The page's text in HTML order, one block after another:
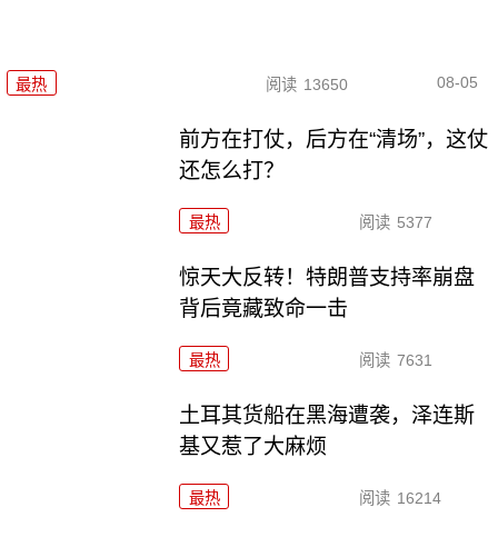
最热 阅读 13650 08-05
前方在打仗，后方在“清场”，这仗
还怎么打？
最热 阅读 5377
惊天大反转！特朗普支持率崩盘
背后竟藏致命一击
最热 阅读 7631
土耳其货船在黑海遭袭，泽连斯
基又惹了大麻烦
最热 阅读 16214